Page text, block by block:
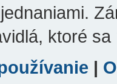
ktoré sa
|